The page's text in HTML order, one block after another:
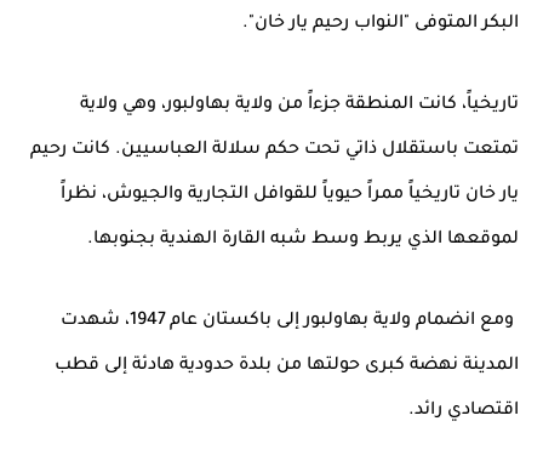
البكر المتوفى "النواب رحيم يار خان".
تاريخياً، كانت المنطقة جزءاً من ولاية بهاولبور، وهي ولاية
تمتعت باستقلال ذاتي تحت حكم سلالة العباسيين. كانت رحيم
يار خان تاريخياً ممراً حيوياً للقوافل التجارية والجيوش، نظراً
لموقعها الذي يربط وسط شبه القارة الهندية بجنوبها.
ومع انضمام ولاية بهاولبور إلى باكستان عام 1947، شهدت
المدينة نهضة كبرى حولتها من بلدة حدودية هادئة إلى قطب
اقتصادي رائد.